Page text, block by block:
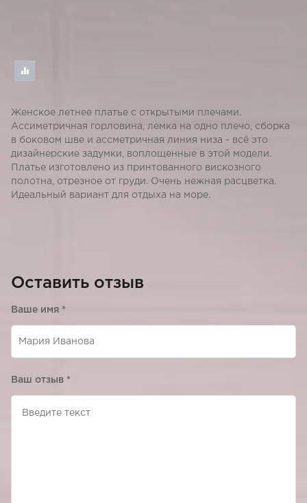
Женское летнее платье с открытыми плечами.
Ассиметричная горловина, лемка на одно плечо, сборка
в боковом шве и ассметричная линия низа - всё это
дизайнерские задумки, воплощенные в этой модели.
Платье изготовлено из принтованного вискозного
полотна, отрезное от груди. Очень нежная расцветка.
Идеальный вариант для отдыха на море.
Оставить отзыв
Ваше имя *
Ваш отзыв *